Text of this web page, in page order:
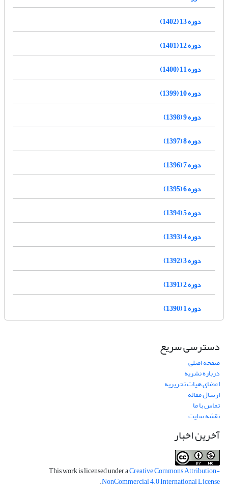
دوره 13 (1402)
دوره 12 (1401)
دوره 11 (1400)
دوره 10 (1399)
دوره 9 (1398)
دوره 8 (1397)
دوره 7 (1396)
دوره 6 (1395)
دوره 5 (1394)
دوره 4 (1393)
دوره 3 (1392)
دوره 2 (1391)
دوره 1 (1390)
دسترسی سریع
صفحه اصلی
درباره نشریه
اعضای هیات تحریریه
ارسال مقاله
تماس با ما
نقشه سایت
آخرین اخبار
This work is licensed under aCreative Commons Attribution-
NonCommercial 4.0 International License
.